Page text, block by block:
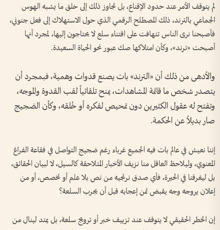
لم يتوقف الأمر عند حدود الإقناع، بل تجاوز ذلك إلى خلق ما يشبه الهوس
الجماعي بالترند، ذلك المصطلح الرقمي الذي حول الاستهلاك إلى فعل جنوني،
فأصبحنا نرى الناس تتهافت على اقتناء سلع لا يحتاجون إليها، لمجرد أنها
أصبحت «ترند»، وكأن امتلاكها صك عبور نحو الحياة السعيدة.
والأدهى من ذلك أن «الترند» بات يصنع قدوات وهمية، فبمجرد أن
يتصدر شخص ما قائمة المشاهدات، يمنح تلقائياً لقب القدوة والموجه،
وتفتح له عقول الكثيرين دون تمحيص لفكره أو خُلقه، وكأن الضجيج
صار بديلاً عن الحكمة.
إننا نعيش في عالم بات فيه الجميع غرباء رغم ضجيج التواصل في فقاعة الفراغ
المعنوي، وليلاحظ العاقل منا نزيف الأخبار المتلاحقة كالسيل، لا لبيان الحقائق،
بل ليغرقنا في الحيرة، فأي صدق نرتجيه من نص بلا علم أو تخصص، أو من
إعلان يروجه وجه يقبض ثمن إعجابه قبل أن يجرب السلعة؟
إن الخطر الحقيقي لا يتوقف عند تزييف خبر أو ترويج سلعة، بل يمتد لينال من